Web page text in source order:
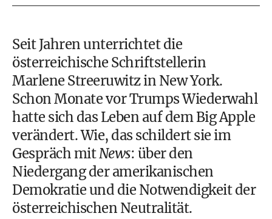
Seit Jahren unterrichtet die
österreichische Schriftstellerin
Marlene Streeruwitzin New York.
Schon Monate vor Trumps Wiederwahl
hatte sich das Leben auf dem Big Apple
verändert. Wie, das schildert sie im
Gespräch mitNews: über den
Niedergang der amerikanischen
Demokratie und die Notwendigkeit der
österreichischen Neutralität.